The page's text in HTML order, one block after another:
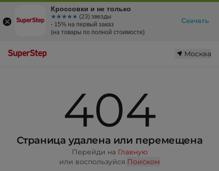
Москва
404
Страница удалена или перемещена
Перейди на Главную
или воспользуйся Поиском
Кроссовки и не только
☆☆☆☆☆
★★★★★ (23) звезды
- 15% на первый заказ
(на товары по полной стоимости)
Скачать